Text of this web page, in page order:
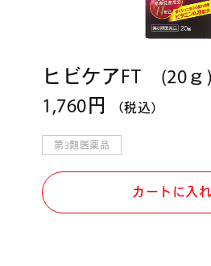
ヒビケアFT (20ｇ)
1,760円
（税込）
第3類医薬品
カートに入